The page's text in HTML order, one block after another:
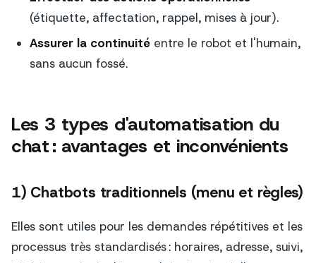
(étiquette, affectation, rappel, mises à jour).
Assurer la continuitéentre le robot et l'humain,
sans aucun fossé.
Les 3 types d'automatisation du
chat : avantages et inconvénients
1) Chatbots traditionnels (menu et règles)
Elles sont utiles pour les demandes répétitives et les
processus très standardisés : horaires, adresse, suivi,